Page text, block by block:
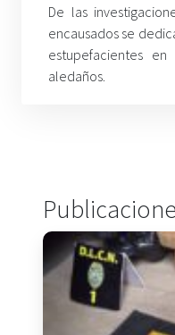
De las
encausados se
estupefacientes
aledaños